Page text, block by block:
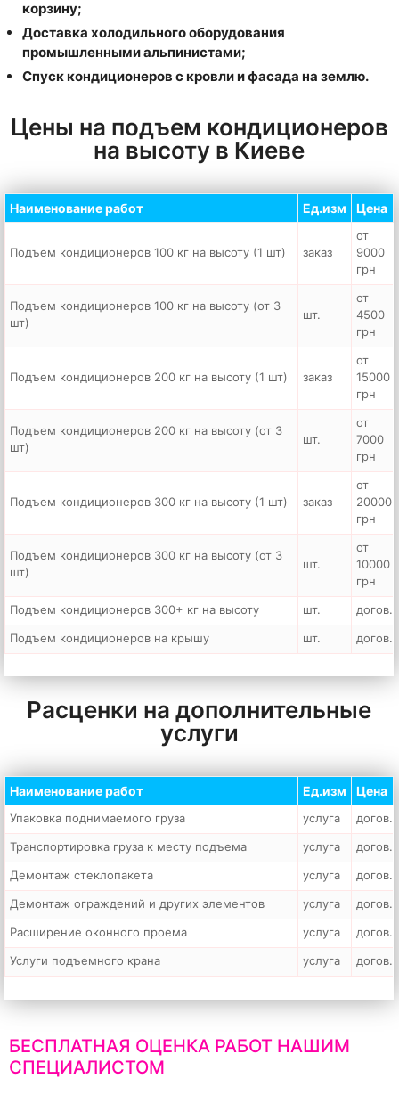
корзину;
Доставка холодильного оборудования
промышленными альпинистами;
Спуск кондиционеров с кровли и фасада на землю.
Цены на подъем кондиционеров
на высоту в Киеве
Наименование работ Ед.изм Цена
Подъем кондиционеров 100 кг на высоту (1 шт) заказ
от
9000
грн
Подъем кондиционеров 100 кг на высоту (от 3
шт)
шт.
от
4500
грн
Подъем кондиционеров 200 кг на высоту (1 шт) заказ
от
15000
грн
Подъем кондиционеров 200 кг на высоту (от 3
шт)
шт.
от
7000
грн
Подъем кондиционеров 300 кг на высоту (1 шт) заказ
от
20000
грн
Подъем кондиционеров 300 кг на высоту (от 3
шт)
шт.
от
10000
грн
Подъем кондиционеров 300+ кг на высоту
шт.
догов.
Подъем кондиционеров на крышу
шт. догов.
Расценки на дополнительные
услуги
Наименование работ Ед.изм Цена
Упаковка поднимаемого груза услуга
догов.
Транспортировка груза к месту подъема
услуга
догов.
Демонтаж стеклопакета
услуга
догов.
Демонтаж ограждений и других элементов
услуга
догов.
Расширение оконного проема
услуга
догов.
Услуги подъемного крана
услуга догов.
БЕСПЛАТНАЯ ОЦЕНКА РАБОТ НАШИМ
СПЕЦИАЛИСТОМ